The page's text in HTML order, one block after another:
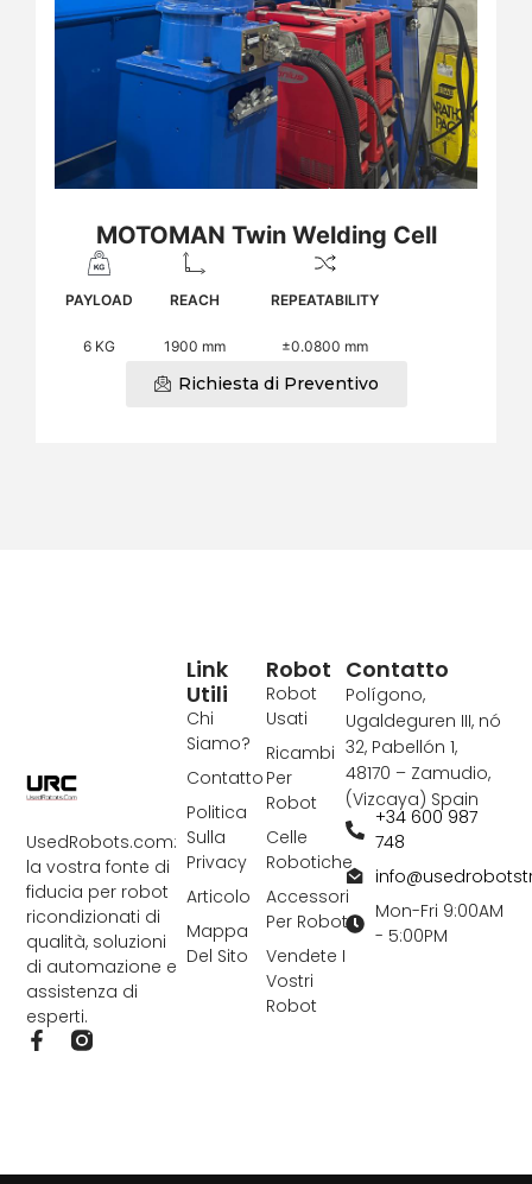
MOTOMAN Twin Welding Cell
PAYLOAD
6 KG
REACH
1900 mm
REPEATABILITY
±0.0800 mm
Richiesta di Preventivo
UsedRobots.com:
la vostra fonte di
fiducia per robot
ricondizionati di
qualità, soluzioni
di automazione e
assistenza di
esperti.
F
Robot
Robot
Usati
Ricambi
Per
Robot
Celle
Robotiche
Accessori
Per Robot
Vendete I
Vostri
Robot
Link
Utili
Chi
Siamo?
Contatto
Politica
Sulla
Privacy
Articolo
Mappa
Del Sito
Contatto
Polígono,
Ugaldeguren III, nó
32, Pabellón 1,
48170 – Zamudio,
(Vizcaya) Spain
+34 600 987
748
Mon-Fri 9:00AM
- 5:00PM